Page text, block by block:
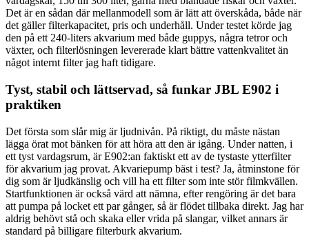
Det är en sådan där mellanmodell som är lätt att överskåda, både när
det gäller filterkapacitet, pris och underhåll. Under testet körde jag
den på ett 240-liters akvarium med både guppys, några tetror och
växter, och filterlösningen levererade klart bättre vattenkvalitet än
något internt filter jag haft tidigare.
Tyst, stabil och lättservad, så funkar JBL E902 i
praktiken
Det första som slår mig är ljudnivån. På riktigt, du måste nästan
lägga örat mot bänken för att höra att den är igång. Under natten, i
ett tyst vardagsrum, är E902:an faktiskt ett av de tystaste ytterfilter
för akvarium jag provat. Akvariepump bäst i test? Ja, åtminstone för
dig som är ljudkänslig och vill ha ett filter som inte stör filmkvällen.
Startfunktionen är också värd att nämna, efter rengöring är det bara
att pumpa på locket ett par gånger, så är flödet tillbaka direkt. Jag har
aldrig behövt stå och skaka eller vrida på slangar, vilket annars är
standard på billigare filterburk akvarium.